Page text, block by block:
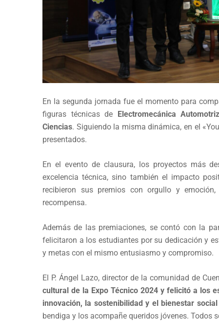
En la segunda jornada fue el momento para
figuras técnicas de Electromecánica
Ciencias. Siguiendo la misma dinámica, en el
presentados.
En el evento de clausura, los proyectos más
excelencia técnica, sino también el impacto
recibieron sus premios con orgullo y
recompensa.
Además de las premiaciones, se contó con la
felicitaron a los estudiantes por su dedicación y
y metas con el mismo entusiasmo y compromiso.
El P. Ángel Lazo, director de la comunidad de
cultural de la Expo Técnico 2024 y felicitó a los
innovación, la sostenibilidad y el bienestar
bendiga y los acompañe queridos jóvenes. Todos